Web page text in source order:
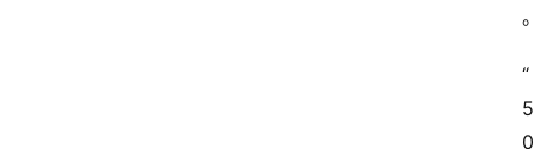
。
“
5
0